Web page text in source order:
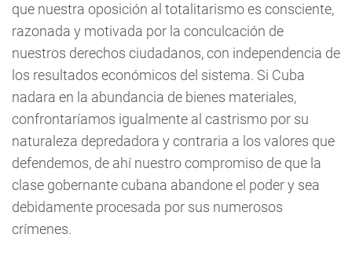
que nuestra oposición al totalitarismo es consciente,
razonada y motivada por la conculcación de
nuestros derechos ciudadanos, con independencia de
los resultados económicos del sistema. Si Cuba
nadara en la abundancia de bienes materiales,
confrontaríamos igualmente al castrismo por su
naturaleza depredadora y contraria a los valores que
defendemos, de ahí nuestro compromiso de que la
clase gobernante cubana abandone el poder y sea
debidamente procesada por sus numerosos
crímenes.